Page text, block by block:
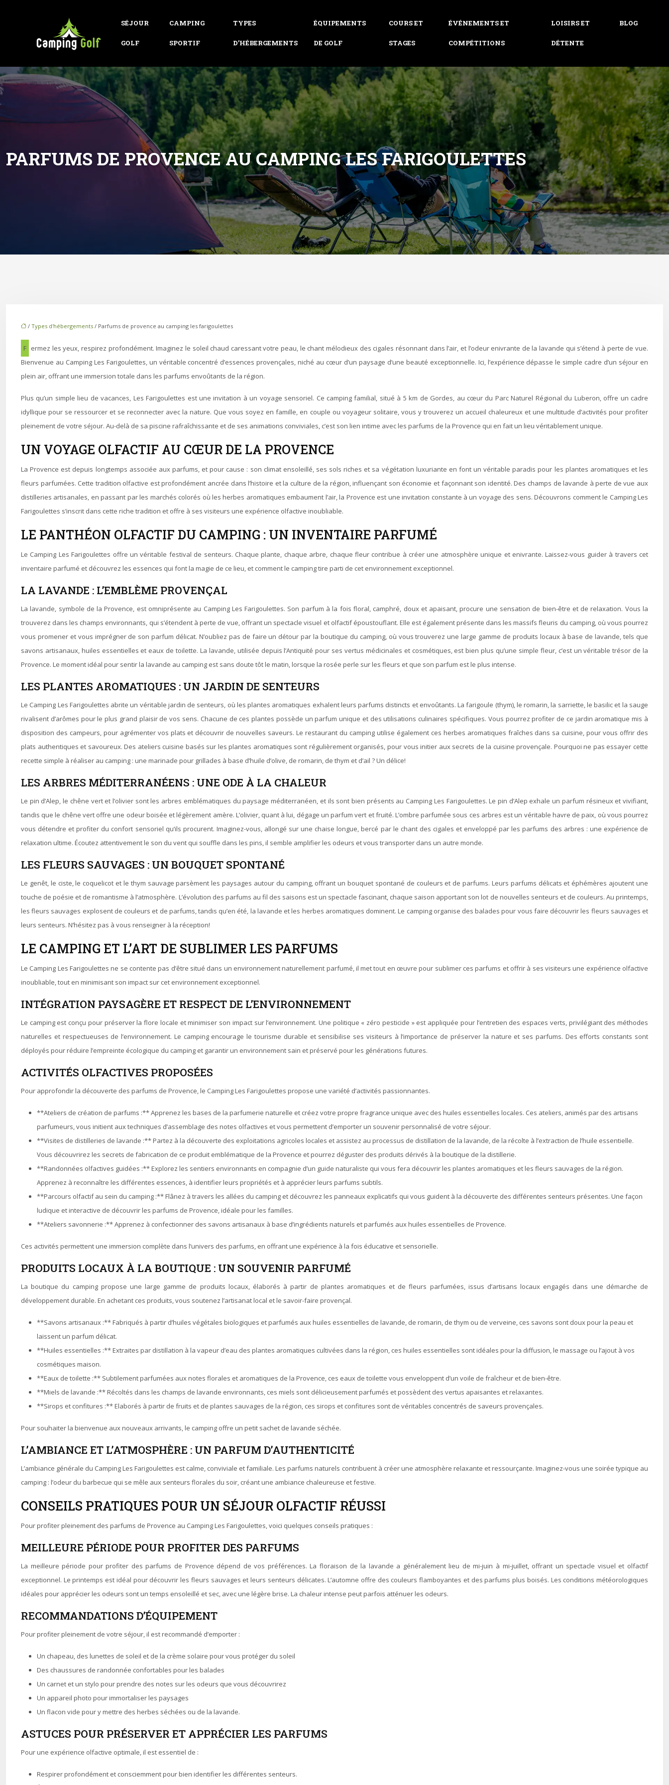
SÉJOUR
GOLF
CAMPING
SPORTIF
TYPES
D’HÉBERGEMENTS
ÉQUIPEMENTS
DE GOLF
COURS ET
STAGES
ÉVÉNEMENTS ET
COMPÉTITIONS
LOISIRS ET
DÉTENTE
BLOG
PARFUMS DE PROVENCE AU CAMPING LES FARIGOULETTES
/ Types d'hébergements / Parfums de provence au camping les farigoulettes
Fermez les yeux, respirez profondément. Imaginez le soleil chaud caressant votre peau, le chant mélodieux des cigales résonnant dans l’air, et l’odeur enivrante de la lavande qui s’étend à perte de vue.
Bienvenue au Camping Les Farigoulettes, un véritable concentré d’essences provençales, niché au cœur d’un paysage d’une beauté exceptionnelle. Ici, l’expérience dépasse le simple cadre d’un séjour en
plein air, offrant une immersion totale dans les parfums envoûtants de la région.
Plus qu’un simple lieu de vacances, Les Farigoulettes est une invitation à un voyage sensoriel. Ce camping familial, situé à 5 km de Gordes, au cœur du Parc Naturel Régional du Luberon, offre un cadre
idyllique pour se ressourcer et se reconnecter avec la nature. Que vous soyez en famille, en couple ou voyageur solitaire, vous y trouverez un accueil chaleureux et une multitude d’activités pour profiter
pleinement de votre séjour. Au-delà de sa piscine rafraîchissante et de ses animations conviviales, c’est son lien intime avec les parfums de la Provence qui en fait un lieu véritablement unique.
UN VOYAGE OLFACTIF AU CŒUR DE LA PROVENCE
La Provence est depuis longtemps associée aux parfums, et pour cause : son climat ensoleillé, ses sols riches et sa végétation luxuriante en font un véritable paradis pour les plantes aromatiques et les
fleurs parfumées. Cette tradition olfactive est profondément ancrée dans l’histoire et la culture de la région, influençant son économie et façonnant son identité. Des champs de lavande à perte de vue aux
distilleries artisanales, en passant par les marchés colorés où les herbes aromatiques embaument l’air, la Provence est une invitation constante à un voyage des sens. Découvrons comment le Camping Les
Farigoulettes s’inscrit dans cette riche tradition et offre à ses visiteurs une expérience olfactive inoubliable.
LE PANTHÉON OLFACTIF DU CAMPING : UN INVENTAIRE PARFUMÉ
Le Camping Les Farigoulettes offre un véritable festival de senteurs. Chaque plante, chaque arbre, chaque fleur contribue à créer une atmosphère unique et enivrante. Laissez-vous guider à travers cet
inventaire parfumé et découvrez les essences qui font la magie de ce lieu, et comment le camping tire parti de cet environnement exceptionnel.
LA LAVANDE : L’EMBLÈME PROVENÇAL
La lavande, symbole de la Provence, est omniprésente au Camping Les Farigoulettes. Son parfum à la fois floral, camphré, doux et apaisant, procure une sensation de bien-être et de relaxation. Vous la
trouverez dans les champs environnants, qui s’étendent à perte de vue, offrant un spectacle visuel et olfactif époustouflant. Elle est également présente dans les massifs fleuris du camping, où vous pourrez
vous promener et vous imprégner de son parfum délicat. N’oubliez pas de faire un détour par la boutique du camping, où vous trouverez une large gamme de produits locaux à base de lavande, tels que
savons artisanaux, huiles essentielles et eaux de toilette. La lavande, utilisée depuis l’Antiquité pour ses vertus médicinales et cosmétiques, est bien plus qu’une simple fleur, c’est un véritable trésor de la
Provence. Le moment idéal pour sentir la lavande au camping est sans doute tôt le matin, lorsque la rosée perle sur les fleurs et que son parfum est le plus intense.
LES PLANTES AROMATIQUES : UN JARDIN DE SENTEURS
Le Camping Les Farigoulettes abrite un véritable jardin de senteurs, où les plantes aromatiques exhalent leurs parfums distincts et envoûtants. La farigoule (thym), le romarin, la sarriette, le basilic et la sauge
rivalisent d’arômes pour le plus grand plaisir de vos sens. Chacune de ces plantes possède un parfum unique et des utilisations culinaires spécifiques. Vous pourrez profiter de ce jardin aromatique mis à
disposition des campeurs, pour agrémenter vos plats et découvrir de nouvelles saveurs. Le restaurant du camping utilise également ces herbes aromatiques fraîches dans sa cuisine, pour vous offrir des
plats authentiques et savoureux. Des ateliers cuisine basés sur les plantes aromatiques sont régulièrement organisés, pour vous initier aux secrets de la cuisine provençale. Pourquoi ne pas essayer cette
recette simple à réaliser au camping : une marinade pour grillades à base d’huile d’olive, de romarin, de thym et d’ail ? Un délice!
LES ARBRES MÉDITERRANÉENS : UNE ODE À LA CHALEUR
Le pin d’Alep, le chêne vert et l’olivier sont les arbres emblématiques du paysage méditerranéen, et ils sont bien présents au Camping Les Farigoulettes. Le pin d’Alep exhale un parfum résineux et vivifiant,
tandis que le chêne vert offre une odeur boisée et légèrement amère. L’olivier, quant à lui, dégage un parfum vert et fruité. L’ombre parfumée sous ces arbres est un véritable havre de paix, où vous pourrez
vous détendre et profiter du confort sensoriel qu’ils procurent. Imaginez-vous, allongé sur une chaise longue, bercé par le chant des cigales et enveloppé par les parfums des arbres : une expérience de
relaxation ultime. Écoutez attentivement le son du vent qui souffle dans les pins, il semble amplifier les odeurs et vous transporter dans un autre monde.
LES FLEURS SAUVAGES : UN BOUQUET SPONTANÉ
Le genêt, le ciste, le coquelicot et le thym sauvage parsèment les paysages autour du camping, offrant un bouquet spontané de couleurs et de parfums. Leurs parfums délicats et éphémères ajoutent une
touche de poésie et de romantisme à l’atmosphère. L’évolution des parfums au fil des saisons est un spectacle fascinant, chaque saison apportant son lot de nouvelles senteurs et de couleurs. Au printemps,
les fleurs sauvages explosent de couleurs et de parfums, tandis qu’en été, la lavande et les herbes aromatiques dominent. Le camping organise des balades pour vous faire découvrir les fleurs sauvages et
leurs senteurs. N’hésitez pas à vous renseigner à la réception!
LE CAMPING ET L’ART DE SUBLIMER LES PARFUMS
Le Camping Les Farigoulettes ne se contente pas d’être situé dans un environnement naturellement parfumé, il met tout en œuvre pour sublimer ces parfums et offrir à ses visiteurs une expérience olfactive
inoubliable, tout en minimisant son impact sur cet environnement exceptionnel.
INTÉGRATION PAYSAGÈRE ET RESPECT DE L’ENVIRONNEMENT
Le camping est conçu pour préserver la flore locale et minimiser son impact sur l’environnement. Une politique « zéro pesticide » est appliquée pour l’entretien des espaces verts, privilégiant des méthodes
naturelles et respectueuses de l’environnement. Le camping encourage le tourisme durable et sensibilise ses visiteurs à l’importance de préserver la nature et ses parfums. Des efforts constants sont
déployés pour réduire l’empreinte écologique du camping et garantir un environnement sain et préservé pour les générations futures.
ACTIVITÉS OLFACTIVES PROPOSÉES
Pour approfondir la découverte des parfums de Provence, le Camping Les Farigoulettes propose une variété d’activités passionnantes.
**Ateliers de création de parfums :** Apprenez les bases de la parfumerie naturelle et créez votre propre fragrance unique avec des huiles essentielles locales. Ces ateliers, animés par des artisans
parfumeurs, vous initient aux techniques d’assemblage des notes olfactives et vous permettent d’emporter un souvenir personnalisé de votre séjour.
**Visites de distilleries de lavande :** Partez à la découverte des exploitations agricoles locales et assistez au processus de distillation de la lavande, de la récolte à l’extraction de l’huile essentielle.
Vous découvrirez les secrets de fabrication de ce produit emblématique de la Provence et pourrez déguster des produits dérivés à la boutique de la distillerie.
**Randonnées olfactives guidées :** Explorez les sentiers environnants en compagnie d’un guide naturaliste qui vous fera découvrir les plantes aromatiques et les fleurs sauvages de la région.
Apprenez à reconnaître les différentes essences, à identifier leurs propriétés et à apprécier leurs parfums subtils.
**Parcours olfactif au sein du camping :** Flânez à travers les allées du camping et découvrez les panneaux explicatifs qui vous guident à la découverte des différentes senteurs présentes. Une façon
ludique et interactive de découvrir les parfums de Provence, idéale pour les familles.
**Ateliers savonnerie :** Apprenez à confectionner des savons artisanaux à base d’ingrédients naturels et parfumés aux huiles essentielles de Provence.
Ces activités permettent une immersion complète dans l’univers des parfums, en offrant une expérience à la fois éducative et sensorielle.
PRODUITS LOCAUX À LA BOUTIQUE : UN SOUVENIR PARFUMÉ
La boutique du camping propose une large gamme de produits locaux, élaborés à partir de plantes aromatiques et de fleurs parfumées, issus d’artisans locaux engagés dans une démarche de
développement durable. En achetant ces produits, vous soutenez l’artisanat local et le savoir-faire provençal.
**Savons artisanaux :** Fabriqués à partir d’huiles végétales biologiques et parfumés aux huiles essentielles de lavande, de romarin, de thym ou de verveine, ces savons sont doux pour la peau et
laissent un parfum délicat.
**Huiles essentielles :** Extraites par distillation à la vapeur d’eau des plantes aromatiques cultivées dans la région, ces huiles essentielles sont idéales pour la diffusion, le massage ou l’ajout à vos
cosmétiques maison.
**Eaux de toilette :** Subtilement parfumées aux notes florales et aromatiques de la Provence, ces eaux de toilette vous enveloppent d’un voile de fraîcheur et de bien-être.
**Miels de lavande :** Récoltés dans les champs de lavande environnants, ces miels sont délicieusement parfumés et possèdent des vertus apaisantes et relaxantes.
**Sirops et confitures :** Elaborés à partir de fruits et de plantes sauvages de la région, ces sirops et confitures sont de véritables concentrés de saveurs provençales.
Pour souhaiter la bienvenue aux nouveaux arrivants, le camping offre un petit sachet de lavande séchée.
L’AMBIANCE ET L’ATMOSPHÈRE : UN PARFUM D’AUTHENTICITÉ
L’ambiance générale du Camping Les Farigoulettes est calme, conviviale et familiale. Les parfums naturels contribuent à créer une atmosphère relaxante et ressourçante. Imaginez-vous une soirée typique au
camping : l’odeur du barbecue qui se mêle aux senteurs florales du soir, créant une ambiance chaleureuse et festive.
CONSEILS PRATIQUES POUR UN SÉJOUR OLFACTIF RÉUSSI
Pour profiter pleinement des parfums de Provence au Camping Les Farigoulettes, voici quelques conseils pratiques :
MEILLEURE PÉRIODE POUR PROFITER DES PARFUMS
La meilleure période pour profiter des parfums de Provence dépend de vos préférences. La floraison de la lavande a généralement lieu de mi-juin à mi-juillet, offrant un spectacle visuel et olfactif
exceptionnel. Le printemps est idéal pour découvrir les fleurs sauvages et leurs senteurs délicates. L’automne offre des couleurs flamboyantes et des parfums plus boisés. Les conditions météorologiques
idéales pour apprécier les odeurs sont un temps ensoleillé et sec, avec une légère brise. La chaleur intense peut parfois atténuer les odeurs.
RECOMMANDATIONS D’ÉQUIPEMENT
Pour profiter pleinement de votre séjour, il est recommandé d’emporter :
Un chapeau, des lunettes de soleil et de la crème solaire pour vous protéger du soleil
Des chaussures de randonnée confortables pour les balades
Un carnet et un stylo pour prendre des notes sur les odeurs que vous découvrirez
Un appareil photo pour immortaliser les paysages
Un flacon vide pour y mettre des herbes séchées ou de la lavande.
ASTUCES POUR PRÉSERVER ET APPRÉCIER LES PARFUMS
Pour une expérience olfactive optimale, il est essentiel de :
Respirer profondément et consciemment pour bien identifier les différentes senteurs.